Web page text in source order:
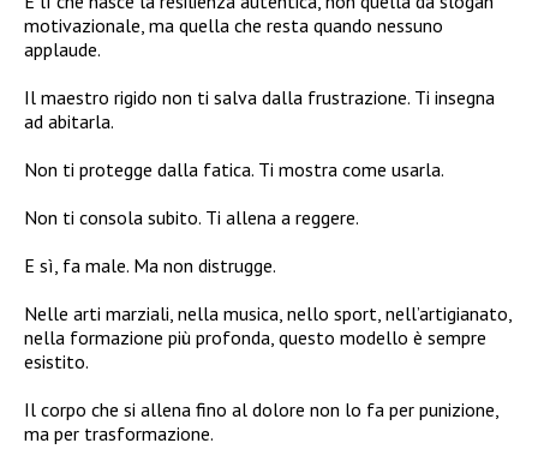
motivazionale, ma quella che resta quando nessuno
applaude.
Il maestro rigido non ti salva dalla frustrazione. Ti insegna
ad abitarla.
Non ti protegge dalla fatica. Ti mostra come usarla.
Non ti consola subito. Ti allena a reggere.
E sì, fa male. Ma non distrugge.
Nelle arti marziali, nella musica, nello sport, nell’artigianato,
nella formazione più profonda, questo modello è sempre
esistito.
Il corpo che si allena fino al dolore non lo fa per punizione,
ma per trasformazione.